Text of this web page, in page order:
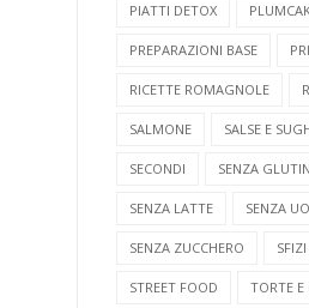
PIATTI DETOX
PREPARAZIONI BASE
RICETTE ROMAGNOLE
SALMONE SALSE E
SECONDI SENZA
SENZA LATTE SENZA
SENZA ZUCCHERO
STREET FOOD TORTE E